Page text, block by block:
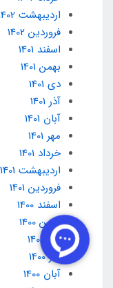
ارديبهشت 1402
فروردین 1402
اسفند 1401
بهمن 1401
دی 1401
آذر 1401
آبان 1401
مهر 1401
خرداد 1401
ارديبهشت 1401
فروردین 1401
اسفند 1400
بهمن 1400
دی 1400
آذر 1400
آبان 1400